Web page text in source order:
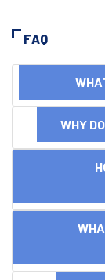
FAQ
WHAT
WHY
WHAT